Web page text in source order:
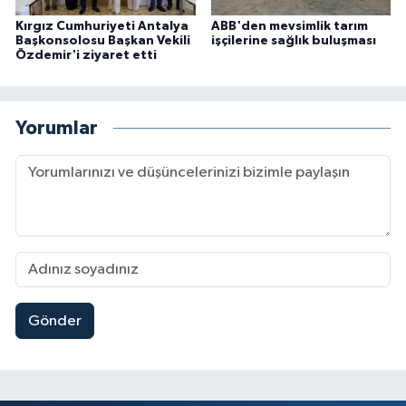
Kırgız Cumhuriyeti Antalya
Başkonsolosu Başkan Vekili
Özdemir'i ziyaret etti
ABB'den mevsimlik tarım
işçilerine sağlık buluşması
Yorumlar
Gönder